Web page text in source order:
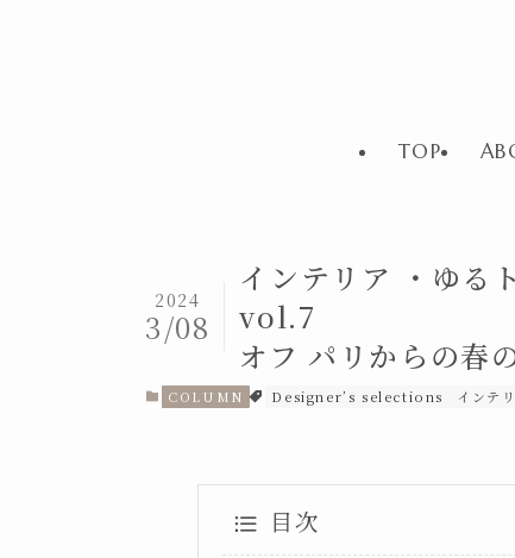
TOP
インテリア ・ゆる
vol.7
オフ パリからの春
2024
3/08
COLUMN Designer’s selections インテ
目次